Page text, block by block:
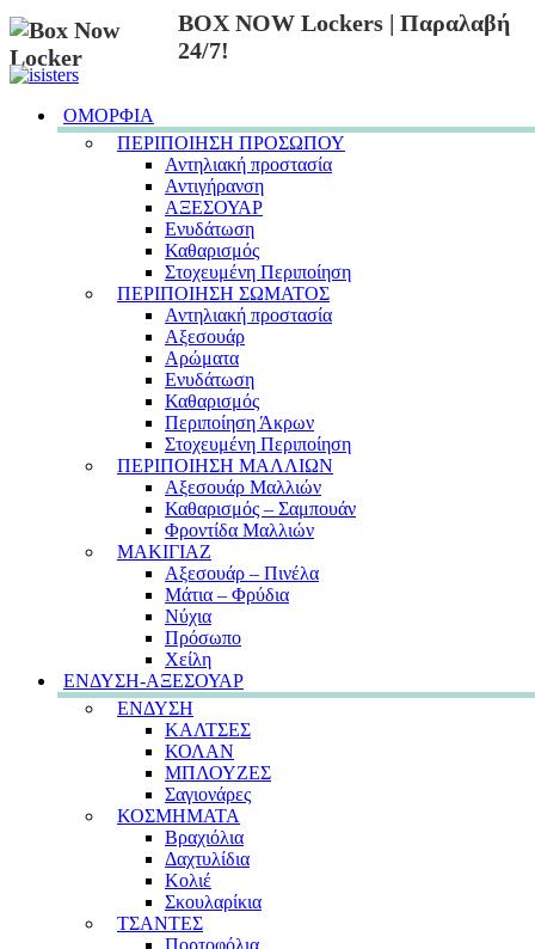
BOX NOW Lockers | Παραλαβή
24/7!
ΟΜΟΡΦΙΑ
ΠΕΡΙΠΟΙΗΣΗ ΠΡΟΣΩΠΟΥ
Αντηλιακή προστασία
Αντιγήρανση
ΑΞΕΣΟΥΑΡ
Ενυδάτωση
Καθαρισμός
Στοχευμένη Περιποίηση
ΠΕΡΙΠΟΙΗΣΗ ΣΩΜΑΤΟΣ
Αντηλιακή προστασία
Αξεσουάρ
Αρώματα
Ενυδάτωση
Καθαρισμός
Περιποίηση Άκρων
Στοχευμένη Περιποίηση
ΠΕΡΙΠΟΙΗΣΗ ΜΑΛΛΙΩΝ
Αξεσουάρ Μαλλιών
Καθαρισμός – Σαμπουάν
Φροντίδα Μαλλιών
ΜΑΚΙΓΙΑΖ
Αξεσουάρ – Πινέλα
Μάτια – Φρύδια
Νύχια
Πρόσωπο
Χείλη
ΕΝΔΥΣΗ-ΑΞΕΣΟΥΑΡ
ΕΝΔΥΣΗ
ΚΑΛΤΣΕΣ
ΚΟΛΑΝ
ΜΠΛΟΥΖΕΣ
Σαγιονάρες
ΚΟΣΜΗΜΑΤΑ
Βραχιόλια
Δαχτυλίδια
Κολιέ
Σκουλαρίκια
ΤΣΑΝΤΕΣ
Πορτοφόλια